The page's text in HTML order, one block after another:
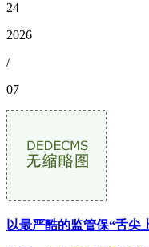
24
2026
/
07
以最严酷的监管保“舌尖